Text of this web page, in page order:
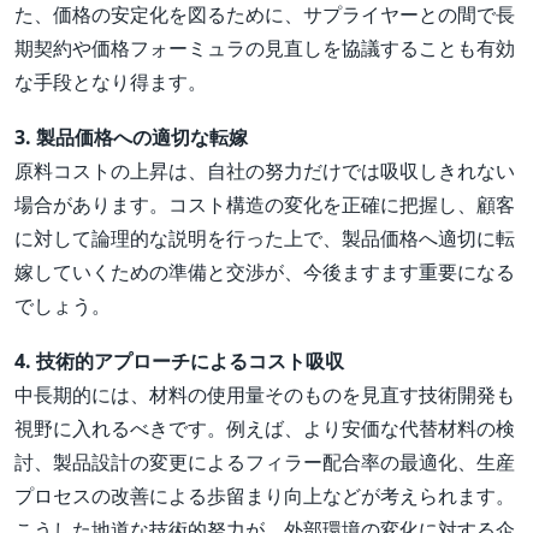
た、価格の安定化を図るために、サプライヤーとの間で長
期契約や価格フォーミュラの見直しを協議することも有効
な手段となり得ます。
3. 製品価格への適切な転嫁
原料コストの上昇は、自社の努力だけでは吸収しきれない
場合があります。コスト構造の変化を正確に把握し、顧客
に対して論理的な説明を行った上で、製品価格へ適切に転
嫁していくための準備と交渉が、今後ますます重要になる
でしょう。
4. 技術的アプローチによるコスト吸収
中長期的には、材料の使用量そのものを見直す技術開発も
視野に入れるべきです。例えば、より安価な代替材料の検
討、製品設計の変更によるフィラー配合率の最適化、生産
プロセスの改善による歩留まり向上などが考えられます。